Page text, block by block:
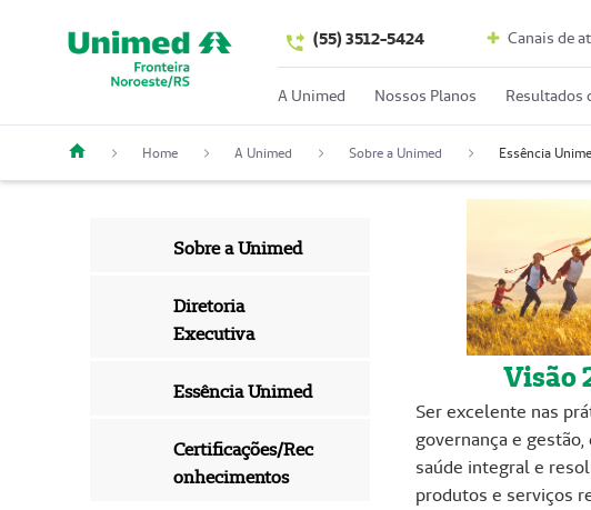
(55) 3512-5424 Canais de
A Unimed Nossos Planos Resultados
Home A Unimed Sobre a Unimed Essência
Sobre a Unimed
Diretoria
Executiva
Essência Unimed
Certificações/Rec
onhecimentos
Visão
Ser excelente nas
governança e gestão,
saúde integral e
produtos e serviços